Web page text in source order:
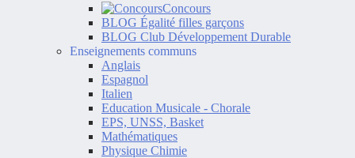
Concours
BLOG Égalité filles garçons
BLOG Club Développement Durable
Enseignements communs
Anglais
Espagnol
Italien
Education Musicale - Chorale
EPS, UNSS, Basket
Mathématiques
Physique Chimie